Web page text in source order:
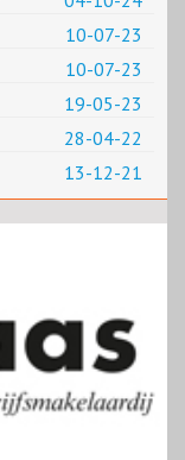
10-07-23
10-07-23
19-05-23
28-04-22
13-12-21